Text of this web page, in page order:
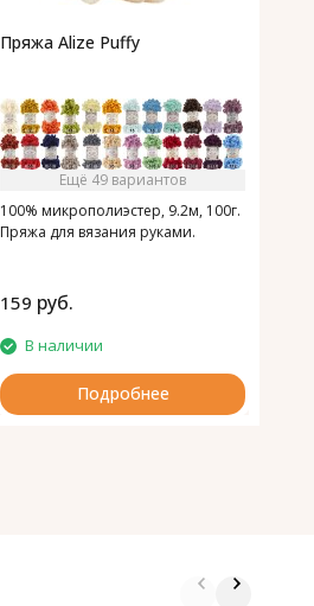
Пряжа Alize Puffy
Ещё 49 вариантов
100% микрополиэстер, 9.2м, 100г.
Пряжа для вязания руками.
159 руб.
В наличии
Подробнее